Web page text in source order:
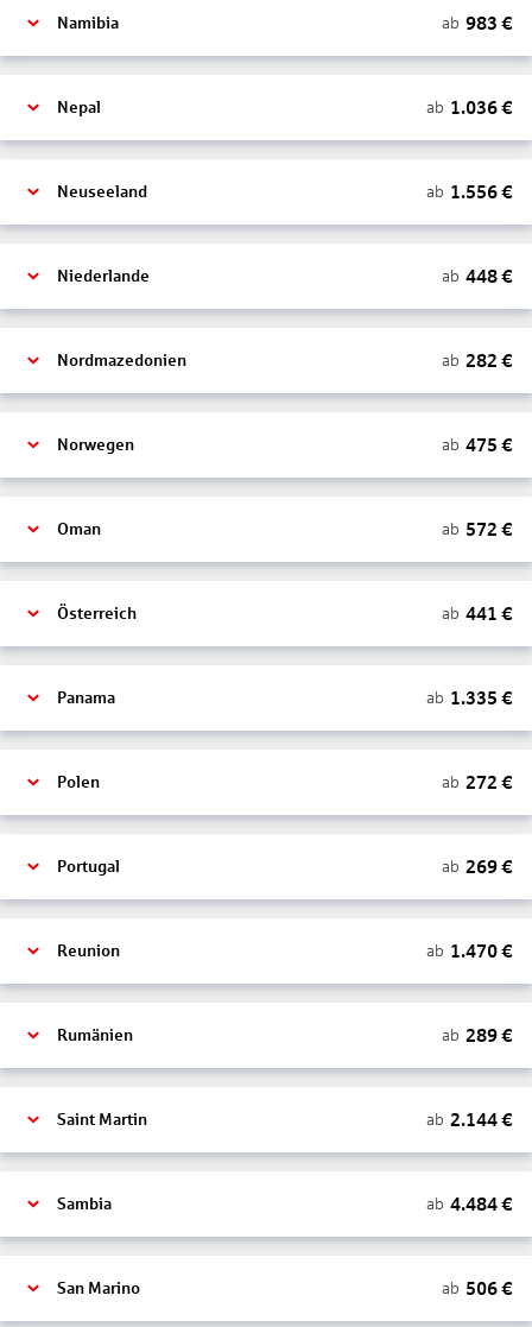
Namibia ab 983 €
Nepal ab 1.036€
Neuseeland ab 1.556€
Niederlande ab 448€
Nordmazedonien ab 282 €
Norwegen ab 475 €
Oman ab 572 €
Österreich ab 441 €
Panama ab 1.335 €
Polen ab 272 €
Portugal ab 269€
Reunion ab 1.470€
Rumänien ab 289€
Saint Martin ab 2.144€
Sambia ab 4.484€
San Marino ab 506€